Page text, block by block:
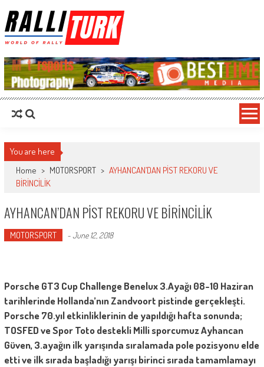
RalliTurk
You are here
Home > MOTORSPORT > AYHANCAN’DAN PİST REKORU VE
BİRİNCİLİK
AYHANCAN’DAN PİST REKORU VE BİRİNCİLİK
MOTORSPORT -June 12, 2018
Porsche GT3 Cup Challenge Benelux 3.Ayağı 08-10 Haziran
tarihlerinde Hollanda’nın Zandvoort pistinde gerçekleşti.
Porsche 70.yıl etkinliklerinin de yapıldığı hafta sonunda;
TOSFED ve Spor Toto destekli Milli sporcumuz Ayhancan
Güven, 3.ayağın ilk yarışında sıralamada pole pozisyonu elde
etti ve ilk sırada başladığı yarışı birinci sırada tamamlamayı